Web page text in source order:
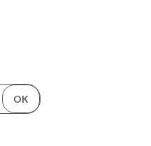
OK